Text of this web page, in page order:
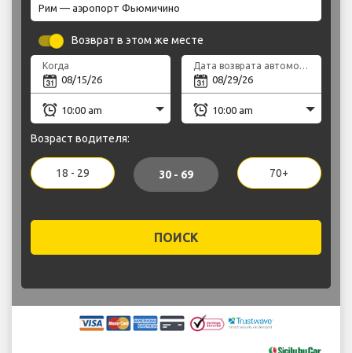
Возврат в этом же месте
Когда Дата возврата автомобиля
Возраст водителя:
18 - 29 30 - 69 70+
ПОИСК